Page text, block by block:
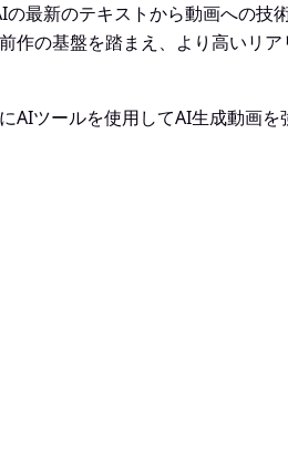
最新のテキストから動画への技
作の基盤を踏まえ、より高いリ
AIツールを使用してAI生成動画を